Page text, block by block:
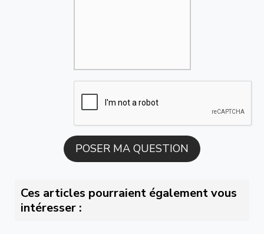
Ces articles pourraient également vous
intéresser :